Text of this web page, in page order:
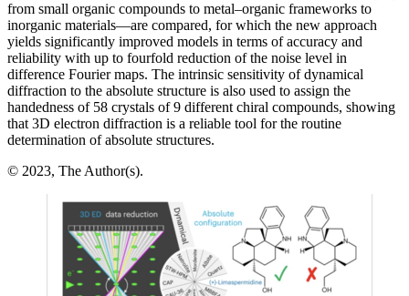
from small organic compounds to metal–organic frameworks to
inorganic materials—are compared, for which the new approach
yields significantly improved models in terms of accuracy and
reliability with up to fourfold reduction of the noise level in
difference Fourier maps. The intrinsic sensitivity of dynamical
diffraction to the absolute structure is also used to assign the
handedness of 58 crystals of 9 different chiral compounds, showing
that 3D electron diffraction is a reliable tool for the routine
determination of absolute structures.
© 2023, The Author(s).